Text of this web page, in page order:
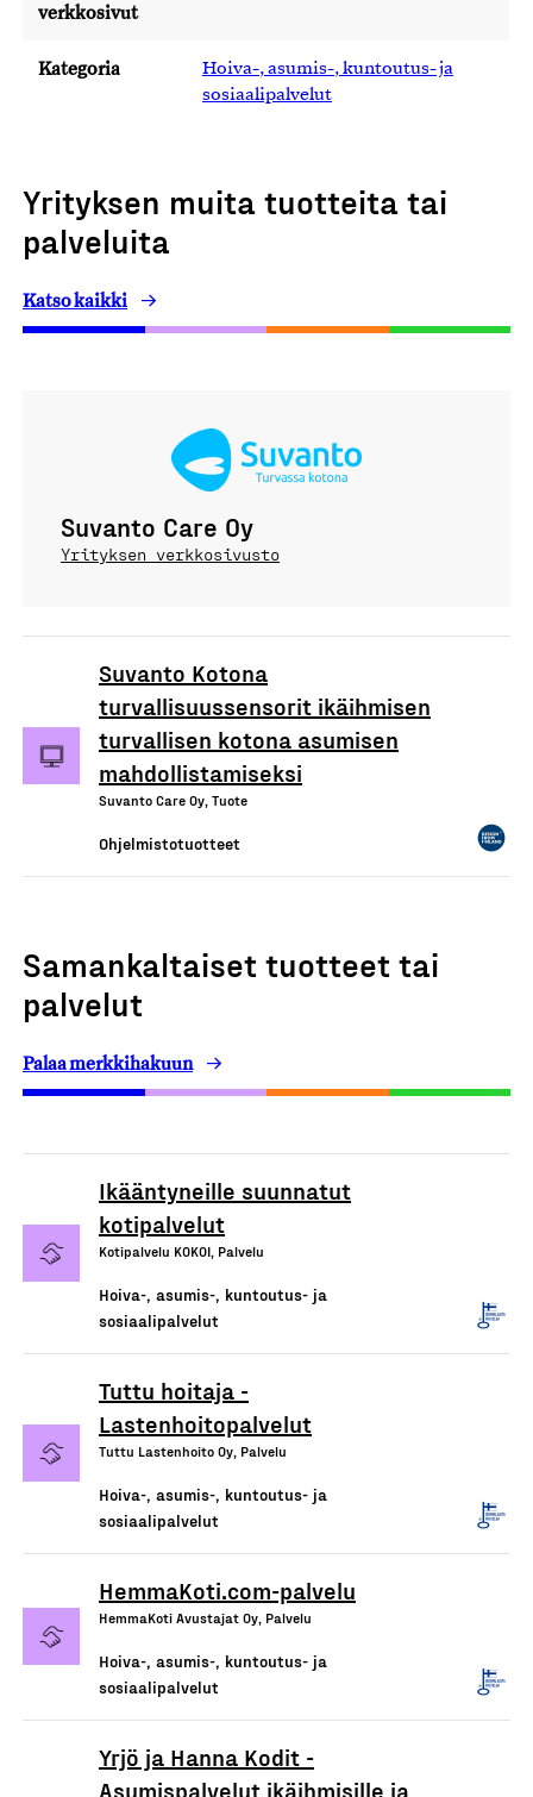
verkkosivut
Kategoria
Hoiva-, asumis-, kuntoutus- ja
sosiaalipalvelut
Yrityksen muita tuotteita tai
palveluita
Katso kaikki
Suvanto Care Oy
Yrityksen verkkosivusto
Suvanto Kotona
turvallisuussensorit ikäihmisen
turvallisen kotona asumisen
mahdollistamiseksi
Suvanto Care Oy, Tuote
Ohjelmistotuotteet
Samankaltaiset tuotteet tai
palvelut
Palaa merkkihakuun
Ikääntyneille suunnatut
kotipalvelut
Kotipalvelu KOKOI, Palvelu
Hoiva-, asumis-, kuntoutus- ja
sosiaalipalvelut
Tuttu hoitaja -
Lastenhoitopalvelut
Tuttu Lastenhoito Oy, Palvelu
Hoiva-, asumis-, kuntoutus- ja
sosiaalipalvelut
HemmaKoti.com-palvelu
HemmaKoti Avustajat Oy, Palvelu
Hoiva-, asumis-, kuntoutus- ja
sosiaalipalvelut
Yrjö ja Hanna Kodit -
Asumispalvelut ikäihmisille ja